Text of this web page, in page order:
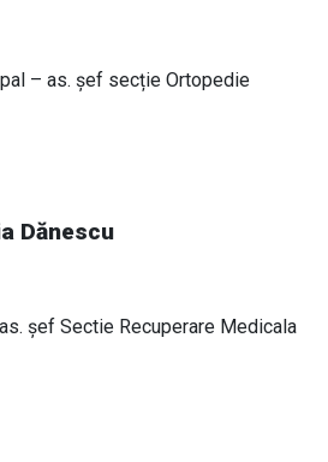
– as. șef secție Ortopedie
Dănescu
șef Sectie Recuperare Medicala